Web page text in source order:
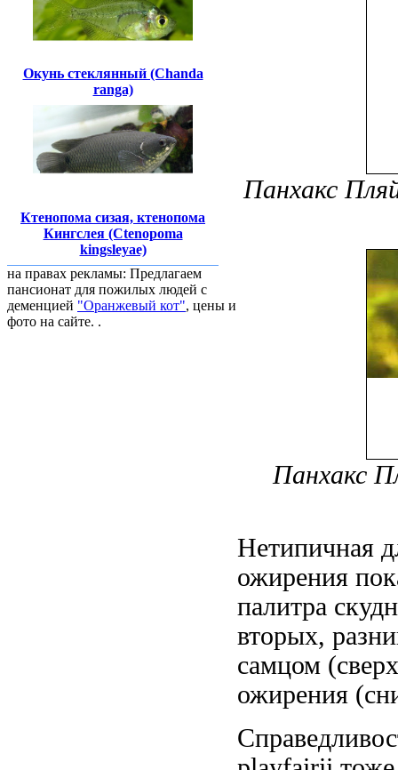
Окунь стеклянный (Chanda
ranga)
Ктенопома сизая, ктенопома
Кингслея (Ctenopoma
kingsleyae)
на правах рекламы: Предлагаем
пансионат для пожилых людей с
деменцией "Оранжевый кот", цены и
фото на сайте. .
Панхакс
Панхакс
Нетипичная
ожирения
палитра
вторых,
самцом
ожирения